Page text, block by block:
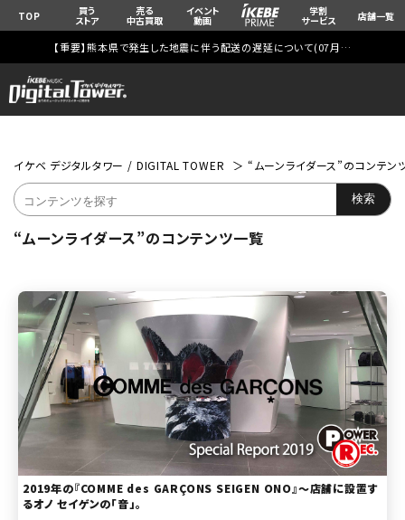
TOP 買う
ストア
売る
中古買取
イベント
動画
学割
サービス 店舗一覧
【重要】熊本県で発生した地震に伴う配送の遅延について(07月29日
イケベ デジタルタワー / DIGITAL TOWER “ムーンライダース”のコンテン
“ムーンライダース”のコンテンツ一覧
2019年の『COMME des GARÇONS SEIGEN ONO』～店舗に設置す
るオノ セイゲンの「音」。